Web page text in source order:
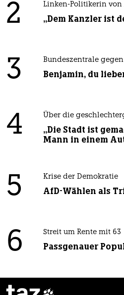
2 Linken-Politikerin von
„Dem Kanzler ist
3 Bundeszentrale
Benjamin, du
4 Über die
„Die Stadt ist
Mann in einem
5 Krise der Demokratie
AfD-Wählen als
6 Streit um Rente mit 63
Passgenauer